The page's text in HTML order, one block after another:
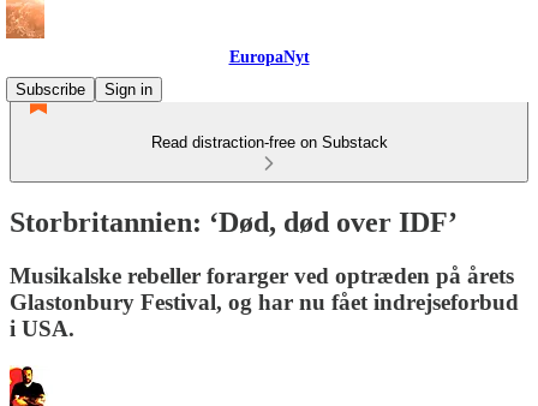
EuropaNyt
Subscribe
Sign in
Read distraction-free on Substack
Storbritannien: ‘Død, død over IDF’
Musikalske rebeller forarger ved optræden på årets
Glastonbury Festival, og har nu fået indrejseforbud
i USA.